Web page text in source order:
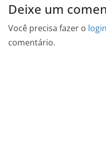
Deixe um
Você precisa fazer o login
comentário.